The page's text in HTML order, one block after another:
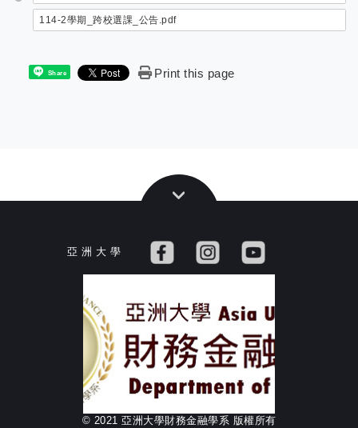
114-2學期_跨校選課_公告.pdf
Share Print this page
亞 洲 大 學
© 2021 亞洲大學財務金融學系 版權所有